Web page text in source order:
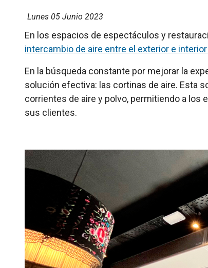
Lunes 05 Junio 2023
En los espacios de espectáculos y
intercambio de aire entre el exterior e
En la búsqueda constante por mejorar la
solución efectiva: las cortinas de aire. Esta
corrientes de aire y polvo, permitiendo a
sus clientes.